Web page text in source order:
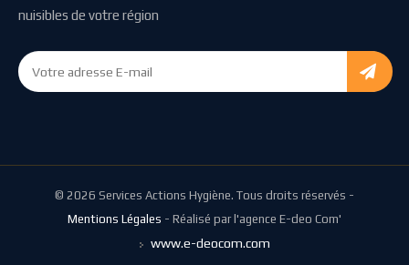
nuisibles de votre région
© 2026 Services Actions Hygiène. Tous droits réservés -
Mentions Légales - Réalisé par l'agence E-deo Com'
www.e-deocom.com